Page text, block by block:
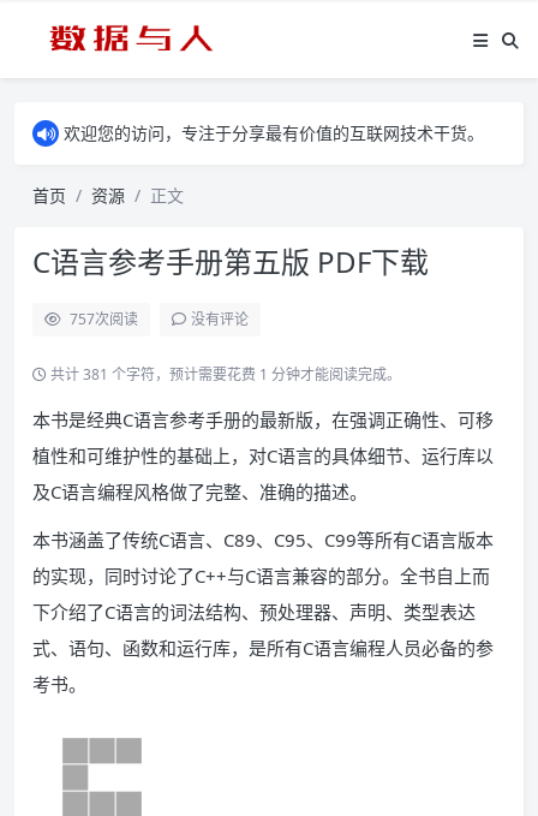
欢迎您的访问，专注于分享最有价值的互联网技术干货。
首页 资源 正文
C语言参考手册第五版 PDF下载
757次阅读 没有评论
共计 381 个字符，预计需要花费 1 分钟才能阅读完成。
本书是经典C语言参考手册的最新版，在强调正确性、可移
植性和可维护性的基础上，对C语言的具体细节、运行库以
及C语言编程风格做了完整、准确的描述。
本书涵盖了传统C语言、C89、C95、C99等所有C语言版本
的实现，同时讨论了C++与C语言兼容的部分。全书自上而
下介绍了C语言的词法结构、预处理器、声明、类型表达
式、语句、函数和运行库，是所有C语言编程人员必备的参
考书。